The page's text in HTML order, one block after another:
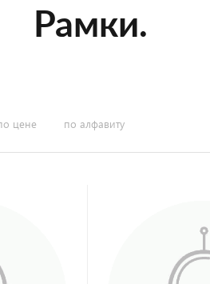
Рамки.
цене по алфавиту